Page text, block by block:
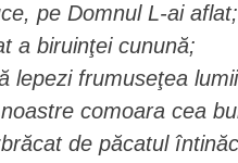
pe Domnul L-ai aflat;
a biruinţei cunună;
lepezi frumuseţea
comoara cea
de păcatul